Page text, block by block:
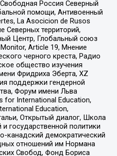
Россия Северный
помощи, Антивоенный
La Asocicion de Rusos
Северных территорий,
Центр, Глобальный союз
Article 19, Мнение
черного креста, Радио
общество изучения
Фридриха Эберта, XZ
поддержки гендерной
Форум имени Льва
for International Education,
Education,
Открытый диалог, Школа
государственной политики
канадский демократический
отношений им Нормана
Свобод, Фонд Бориса